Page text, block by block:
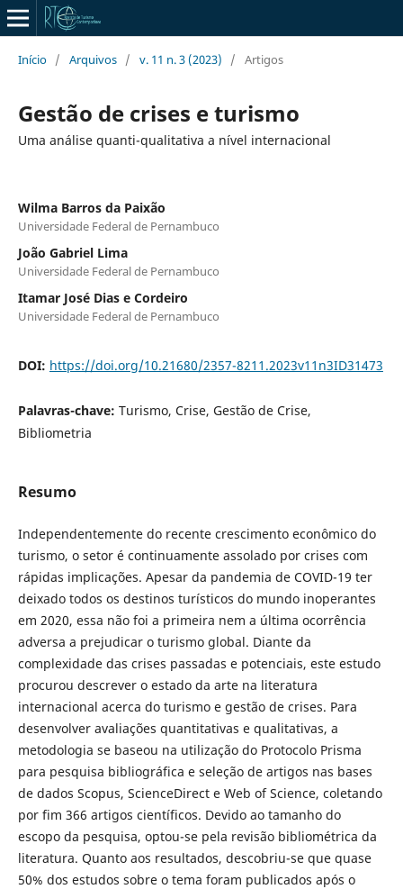
Início / Arquivos / v. 11 n. 3 (2023) / Artigos
Gestão de crises e turismo
Uma análise quanti-qualitativa a nível internacional
Wilma Barros da Paixão
Universidade Federal de Pernambuco
João Gabriel Lima
Universidade Federal de Pernambuco
Itamar José Dias e Cordeiro
Universidade Federal de Pernambuco
DOI: https://doi.org/10.21680/2357-8211.2023v11n3ID31473
Palavras-chave: Turismo, Crise, Gestão de Crise,
Bibliometria
Resumo
Independentemente do recente crescimento econômico do
turismo, o setor é continuamente assolado por crises com
rápidas implicações. Apesar da pandemia de COVID-19 ter
deixado todos os destinos turísticos do mundo inoperantes
em 2020, essa não foi a primeira nem a última ocorrência
adversa a prejudicar o turismo global. Diante da
complexidade das crises passadas e potenciais, este estudo
procurou descrever o estado da arte na literatura
internacional acerca do turismo e gestão de crises. Para
desenvolver avaliações quantitativas e qualitativas, a
metodologia se baseou na utilização do Protocolo Prisma
para pesquisa bibliográfica e seleção de artigos nas bases
de dados Scopus, ScienceDirect e Web of Science, coletando
por fim 366 artigos científicos. Devido ao tamanho do
escopo da pesquisa, optou-se pela revisão bibliométrica da
literatura. Quanto aos resultados, descobriu-se que quase
50% dos estudos sobre o tema foram publicados após o